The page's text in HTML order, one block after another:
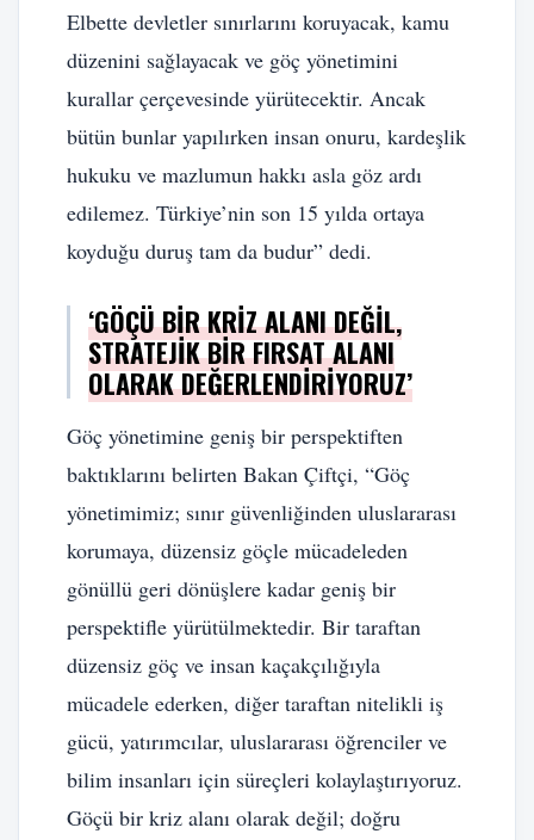
Elbette devletler sınırlarını koruyacak, kamu
düzenini sağlayacak ve göç yönetimini
kurallar çerçevesinde yürütecektir. Ancak
bütün bunlar yapılırken insan onuru, kardeşlik
hukuku ve mazlumun hakkı asla göz ardı
edilemez. Türkiye’nin son 15 yılda ortaya
koyduğu duruş tam da budur” dedi.
‘GÖÇÜ BIR KRIZ ALANI DEĞIL,
STRATEJIK BIR FIRSAT ALANI
OLARAK DEĞERLENDIRIYORUZ’
Göç yönetimine geniş bir perspektiften
baktıklarını belirten Bakan Çiftçi, “Göç
yönetimimiz; sınır güvenliğinden uluslararası
korumaya, düzensiz göçle mücadeleden
gönüllü geri dönüşlere kadar geniş bir
perspektifle yürütülmektedir. Bir taraftan
düzensiz göç ve insan kaçakçılığıyla
mücadele ederken, diğer taraftan nitelikli iş
gücü, yatırımcılar, uluslararası öğrenciler ve
bilim insanları için süreçleri kolaylaştırıyoruz.
Göçü bir kriz alanı olarak değil; doğru